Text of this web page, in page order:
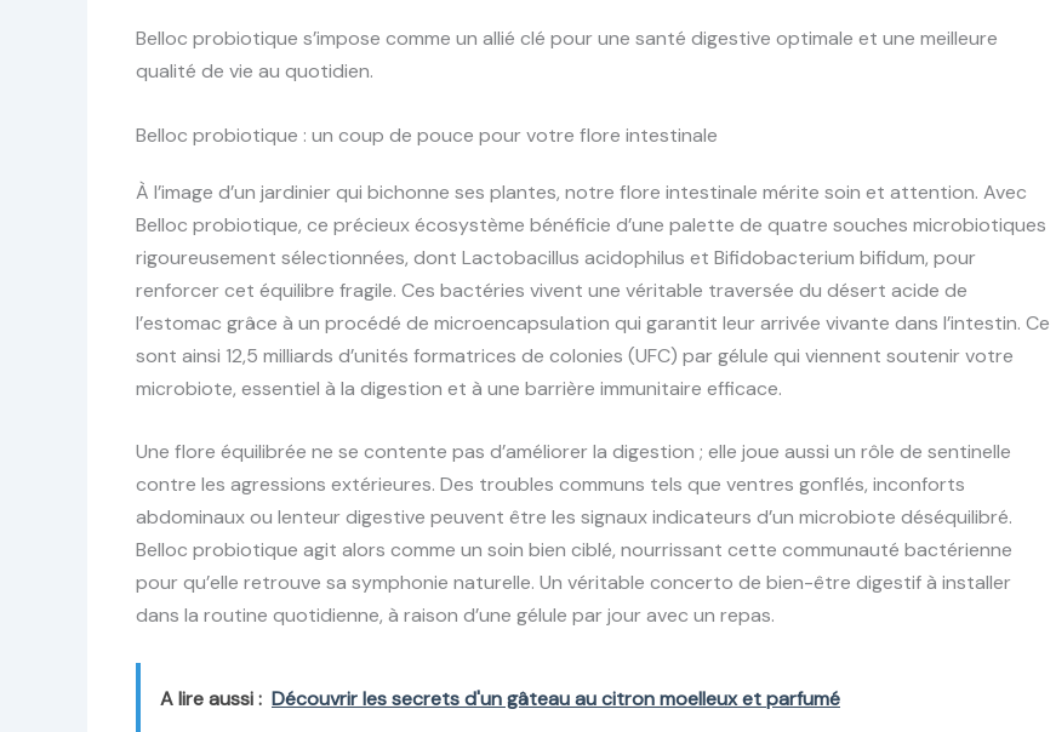
Belloc probiotique s’impose comme un allié clé pour une santé digestive optimale et une meilleure
qualité de vie au quotidien.
Belloc probiotique : un coup de pouce pour votre flore intestinale
À l’image d’un jardinier qui bichonne ses plantes, notre flore intestinale mérite soin et attention. Avec
Belloc probiotique, ce précieux écosystème bénéficie d’une palette de quatre souches microbiotiques
rigoureusement sélectionnées, dont Lactobacillus acidophilus et Bifidobacterium bifidum, pour
renforcer cet équilibre fragile. Ces bactéries vivent une véritable traversée du désert acide de
l’estomac grâce à un procédé de microencapsulation qui garantit leur arrivée vivante dans l’intestin. Ce
sont ainsi 12,5 milliards d’unités formatrices de colonies (UFC) par gélule qui viennent soutenir votre
microbiote, essentiel à la digestion et à une barrière immunitaire efficace.
Une flore équilibrée ne se contente pas d’améliorer la digestion ; elle joue aussi un rôle de sentinelle
contre les agressions extérieures. Des troubles communs tels que ventres gonflés, inconforts
abdominaux ou lenteur digestive peuvent être les signaux indicateurs d’un microbiote déséquilibré.
Belloc probiotique agit alors comme un soin bien ciblé, nourrissant cette communauté bactérienne
pour qu’elle retrouve sa symphonie naturelle. Un véritable concerto de bien-être digestif à installer
dans la routine quotidienne, à raison d’une gélule par jour avec un repas.
A lire aussi : Découvrir les secrets d'un gâteau au citron moelleux et parfumé